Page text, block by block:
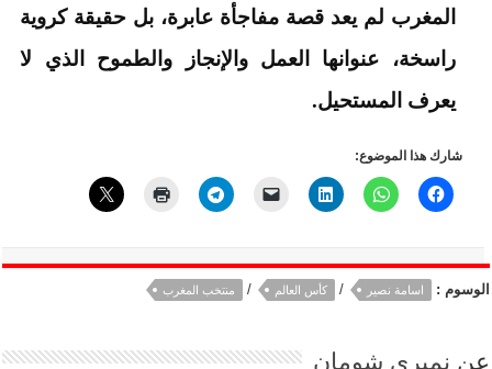
المغرب لم يعد قصة مفاجأة عابرة، بل حقيقة كروية
راسخة، عنوانها العمل والإنجاز والطموح الذي لا
يعرف المستحيل.
شارك هذا الموضوع:
الوسوم : اسامة نصير / كأس العالم / منتخب المغرب
عن نميرى شومان